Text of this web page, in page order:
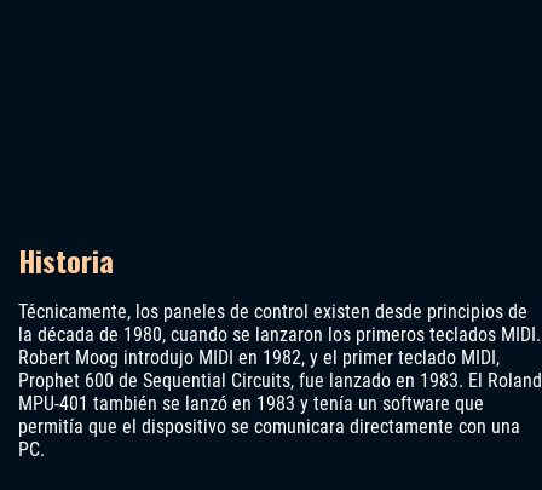
Historia
Técnicamente, los paneles de control existen desde principios de
la década de 1980, cuando se lanzaron los primeros teclados MIDI.
Robert Moog introdujo MIDI en 1982, y el primer teclado MIDI,
Prophet 600 de Sequential Circuits, fue lanzado en 1983. El Roland
MPU-401 también se lanzó en 1983 y tenía un software que
permitía que el dispositivo se comunicara directamente con una
PC.